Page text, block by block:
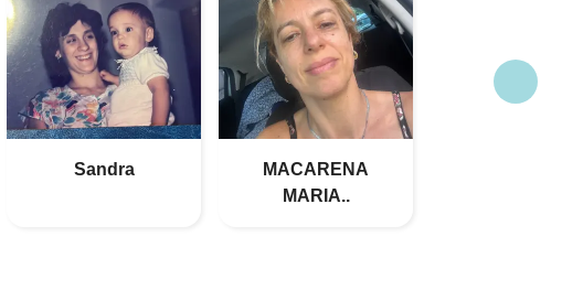
Sandra
MACARENA
MARIA..